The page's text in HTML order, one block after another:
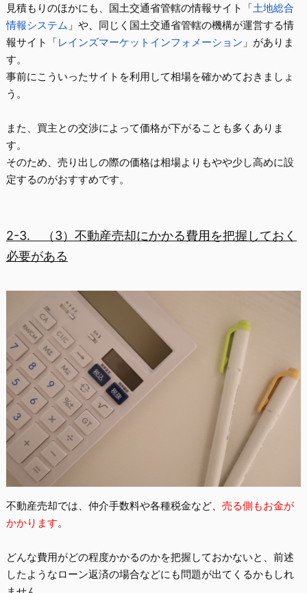
見積もりのほかにも、国土交通省管轄の情報サイト「土地総合
情報システム 」や、同じく国土交通省管轄の機構が運営する情
報サイト「レインズマーケットインフォメーション 」がありま
す。
事前にこういったサイトを利用して相場を確かめておきましょ
う。
また、買主との交渉によって価格が下がることも多くありま
す。
そのため、売り出しの際の価格は相場よりもやや少し高めに設
定するのがおすすめです。
2-3. （3）不動産売却にかかる費用を把握しておく
必要がある
不動産売却では、仲介手数料や各種税金など、 売る側もお金が
かかります。
どんな費用がどの程度かかるのかを把握しておかないと、前述
したようなローン返済の場合などにも問題が出てくるかもしれ